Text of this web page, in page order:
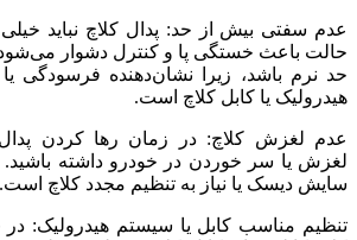
عدم سفتی بیش از حد: پدال کلاچ نباید
حالت باعث خستگی پا و کنترل دشوار می‌شود.
حد نرم باشد، زیرا نشان‌دهنده فرسودگی
هیدرولیک یا کابل کلاچ است.
عدم لغزش کلاچ: در زمان رها کردن پدال
لغزش یا سر خوردن در خودرو داشته باشید.
سایش دیسک یا نیاز به تنظیم مجدد کلاچ است.
تنظیم مناسب کابل یا سیستم هیدرولیک: در